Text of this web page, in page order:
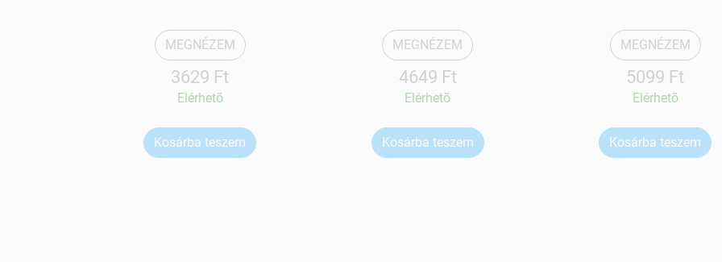
MEGNÉZEM
3629 Ft
Elérhetõ
Kosárba teszem
MEGNÉZEM
4649 Ft
Elérhetõ
Kosárba teszem
MEGNÉZEM
5099 Ft
Elérhetõ
Kosárba teszem